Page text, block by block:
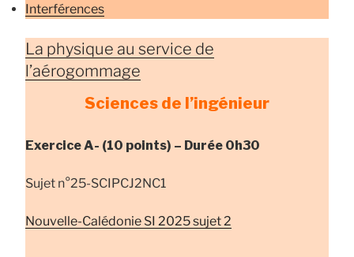
Interférences
La physique au service de
l’aérogommage
Sciences de l’ingénieur
Exercice A- (10 points) – Durée 0h30
Sujet n°25-SCIPCJ2NC1
Nouvelle-Calédonie SI 2025 sujet 2